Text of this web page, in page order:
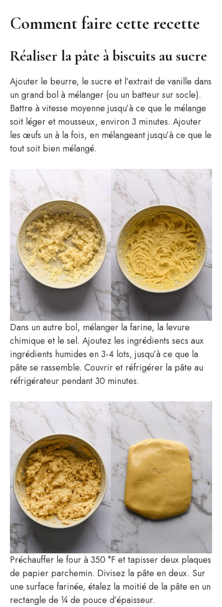
Comment faire cette recette
Réaliser la pâte à biscuits au sucre
Ajouter le beurre, le sucre et l’extrait de vanille dans
un grand bol à mélanger (ou un batteur sur socle).
Battre à vitesse moyenne jusqu’à ce que le mélange
soit léger et mousseux, environ 3 minutes. Ajouter
les œufs un à la fois, en mélangeant jusqu’à ce que le
tout soit bien mélangé.
Dans un autre bol, mélanger la farine, la levure
chimique et le sel. Ajoutez les ingrédients secs aux
ingrédients humides en 3-4 lots, jusqu’à ce que la
pâte se rassemble. Couvrir et réfrigérer la pâte au
réfrigérateur pendant 30 minutes.
Préchauffer le four à 350 °F et tapisser deux plaques
de papier parchemin. Divisez la pâte en deux. Sur
une surface farinée, étalez la moitié de la pâte en un
rectangle de ¼ de pouce d’épaisseur.